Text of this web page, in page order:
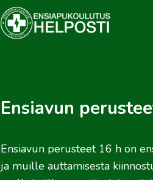
Ensiavun
Ensiavun perusteet 16 h on
ja muille auttamisesta